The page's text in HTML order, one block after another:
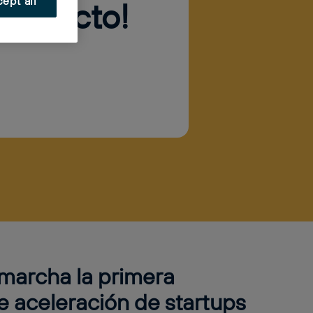
la primera
aceleración de startups